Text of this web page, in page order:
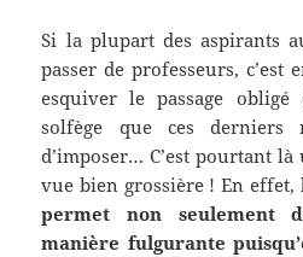
Si la plupart des aspirants
passer de professeurs,
esquiver le passage obligé
solfège que ces derniers
d’imposer… C’est pourtant
vue bien grossière ! En effet,
permet non seulement
manière fulgurante